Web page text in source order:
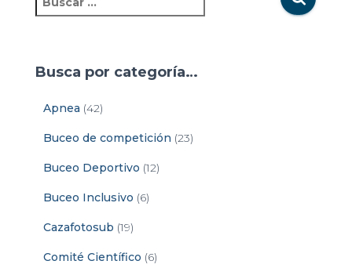
Busca por categoría…
Apnea (42)
Buceo de competición (23)
Buceo Deportivo (12)
Buceo Inclusivo (6)
Cazafotosub (19)
Comité Científico (6)